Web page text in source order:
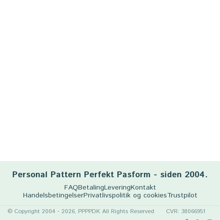
Personal Pattern Perfekt Pasform - siden 2004.
FAQBetalingLeveringKontakt
HandelsbetingelserPrivatlivspolitik og cookiesTrustpilot
© Copyright 2004 - 2026, PPPP.DK All Rights Reserved CVR: 38066951